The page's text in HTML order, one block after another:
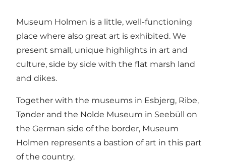
Museum Holmen is a little, well-functioning
place where also great art is exhibited. We
present small, unique highlights in art and
culture, side by side with the flat marsh land
and dikes.
Together with the museums in Esbjerg, Ribe,
Tønder and the Nolde Museum in Seebüll on
the German side of the border, Museum
Holmen represents a bastion of art in this part
of the country.